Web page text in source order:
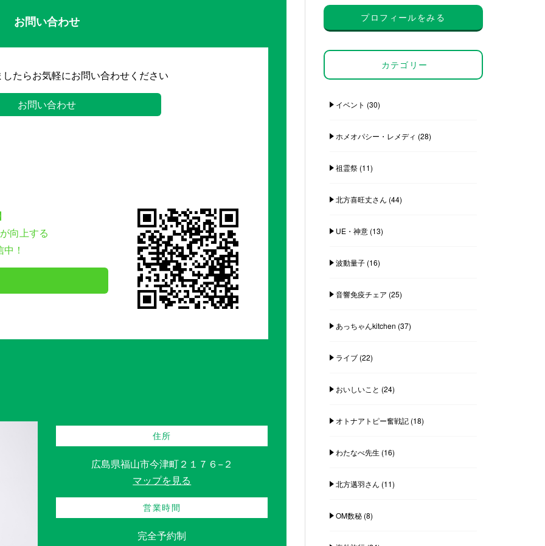
お問い合わせ
たらお気軽にお問い合わせください
お問い合わせ
向上する
！
住所
広島県福山市今津町２１７６−２
マップを見る
営業時間
完全予約制
プロフィールをみる
カテゴリー
イベント (30)
ホメオパシー・レメディ (28)
祖霊祭(11)
北方喜旺丈さん (44)
UE・神意(13)
波動量子(16)
音響免疫チェア (25)
あっちゃんkitchen (37)
ライブ(22)
おいしいこと (24)
オトナアトピー奮戦記(18)
わたなべ先生 (16)
北方邁羽さん (11)
OM数秘(8)